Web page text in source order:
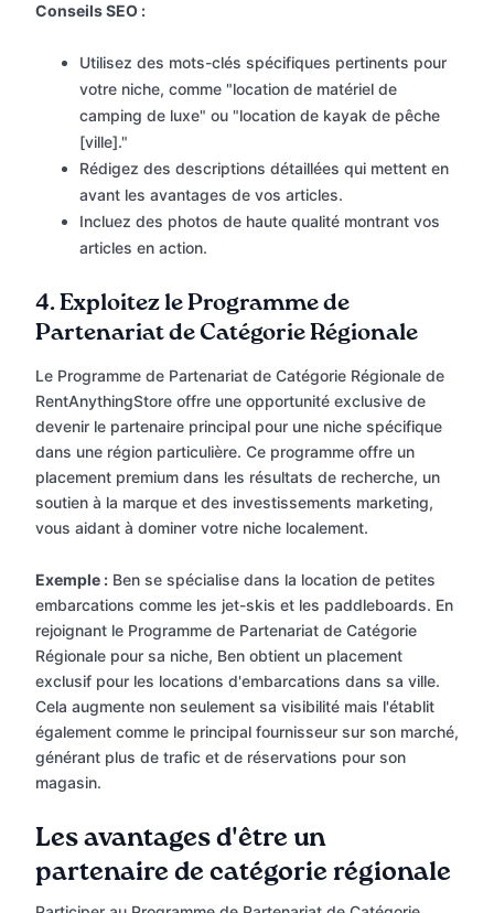
Conseils SEO :
Utilisez des mots-clés spécifiques pertinents pour
votre niche, comme "location de matériel de
camping de luxe" ou "location de kayak de pêche
[ville]."
Rédigez des descriptions détaillées qui mettent en
avant les avantages de vos articles.
Incluez des photos de haute qualité montrant vos
articles en action.
4.Exploitez le Programme de
Partenariat de Catégorie Régionale
Le Programme de Partenariat de Catégorie Régionale de
RentAnythingStore offre une opportunité exclusive de
devenir le partenaire principal pour une niche spécifique
dans une région particulière. Ce programme offre un
placement premium dans les résultats de recherche, un
soutien à la marque et des investissements marketing,
vous aidant à dominer votre niche localement.
Exemple : Ben se spécialise dans la location de petites
embarcations comme les jet-skis et les paddleboards. En
rejoignant le Programme de Partenariat de Catégorie
Régionale pour sa niche, Ben obtient un placement
exclusif pour les locations d'embarcations dans sa ville.
Cela augmente non seulement sa visibilité mais l'établit
également comme le principal fournisseur sur son marché,
générant plus de trafic et de réservations pour son
magasin.
Les avantages d'être un
partenaire de catégorie régionale